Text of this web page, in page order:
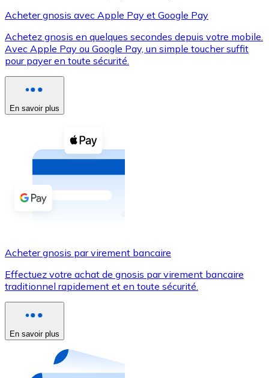
XRP
XRP
Voir toutes
Coupons crypto
Achetez des cryptomonnaies en espèces et d'autres
Acheter avec espèces
Virement SEPA
Utilisez les cartes Visa et Mastercard pour acheter
Acheter avec carte
Nouveau
Achetez des cartes-cadeaux de vos marques
Acheter gnosis avec Apple Pay et Google Pay
Achetez gnosis en quelques secondes depuis votre mobile.
Avec Apple Pay ou Google Pay, un simple toucher suffit
pour payer en toute sécurité.
En savoir plus
Acheter gnosis par virement bancaire
Effectuez votre achat de gnosis par virement bancaire
traditionnel rapidement et en toute sécurité.
En savoir plus